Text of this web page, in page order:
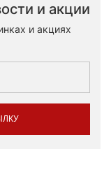
и акции
и акциях